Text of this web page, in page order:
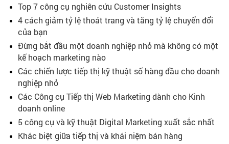
Top 7 công cụ nghiên cứu Customer Insights
4 cách giảm tỷ lệ thoát trang và tăng tỷ lệ chuyển đổi
của bạn
Đừng bắt đầu một doanh nghiệp nhỏ mà không có một
kế hoạch marketing nào
Các chiến lược tiếp thị kỹ thuật số hàng đầu cho doanh
nghiệp nhỏ
Các Công cụ Tiếp thị Web Marketing dành cho Kinh
doanh online
5 công cụ và kỹ thuật Digital Marketing xuất sắc nhất
Khác biệt giữa tiếp thị và khái niệm bán hàng